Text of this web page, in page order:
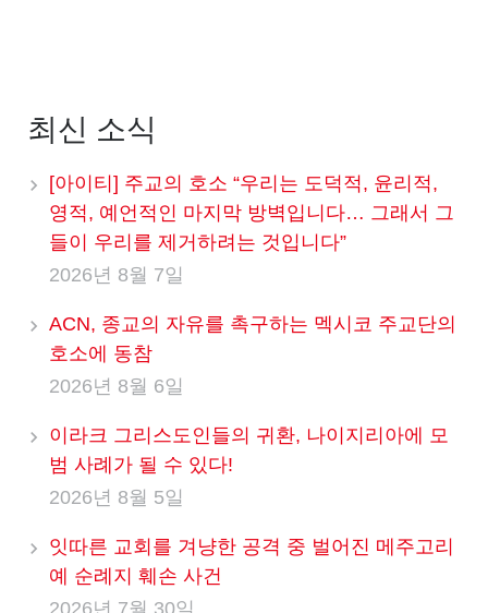
최신 소식
[아이티] 주교의 호소 “우리는 도덕적, 윤리적,
영적, 예언적인 마지막 방벽입니다… 그래서 그
들이 우리를 제거하려는 것입니다”
2026년 8월 7일
ACN, 종교의 자유를 촉구하는 멕시코 주교단의
호소에 동참
2026년 8월 6일
이라크 그리스도인들의 귀환, 나이지리아에 모
범 사례가 될 수 있다!
2026년 8월 5일
잇따른 교회를 겨냥한 공격 중 벌어진 메주고리
예 순례지 훼손 사건